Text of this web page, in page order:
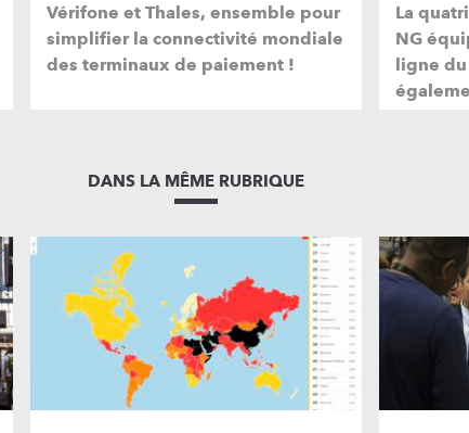
Vérifone et Thales, ensemble pour
simplifier la connectivité mondiale
des terminaux de paiement !
La
NG
ligne du
DANS LA MÊME RUBRIQUE